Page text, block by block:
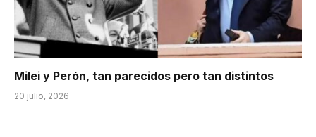
Milei y Perón, tan parecidos pero tan distintos
20 julio, 2026